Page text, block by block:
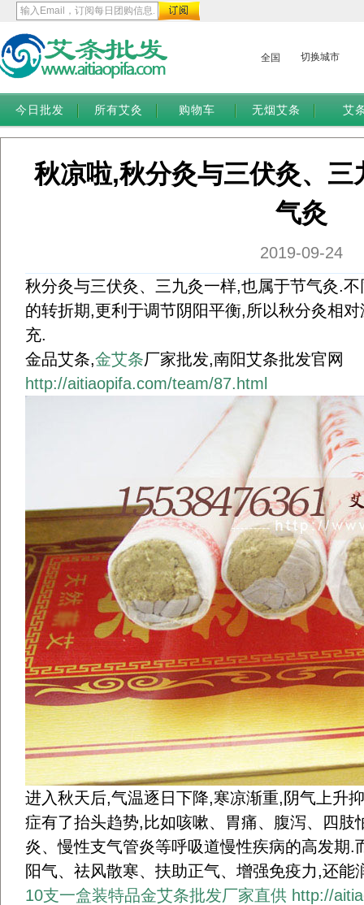
全国 切换城市
今日批发 所有艾灸 购物车 无烟艾条 艾
秋凉啦,秋分灸与三伏灸、三
气灸
2019-09-24
秋分灸与三伏灸、三九灸一样,也属于节气灸.
的转折期,更利于调节阴阳平衡,所以秋分灸相
充.
金品艾条,金艾条厂家批发,南阳艾条批发官网
http://aitiaopifa.com/team/87.html
进入秋天后,气温逐日下降,寒凉渐重,阴气上升
症有了抬头趋势,比如咳嗽、胃痛、腹泻、四肢
炎、慢性支气管炎等呼吸道慢性疾病的高发期.
阳气、祛风散寒、扶助正气、增强免疫力,还能
10支一盒装特品金艾条批发厂家直供 http://